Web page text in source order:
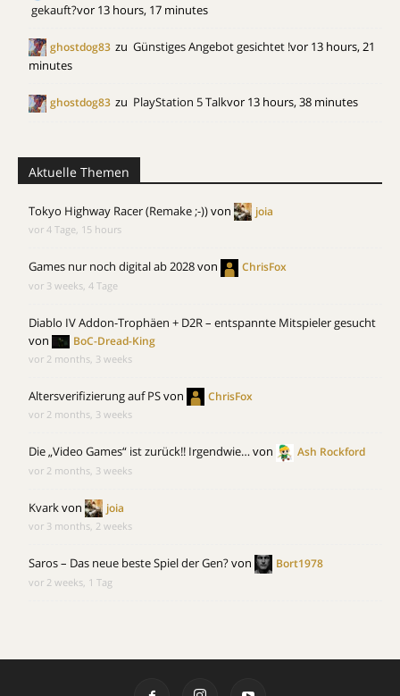
gekauft?vor 13 hours, 17 minutes
ghostdog83 zu Günstiges Angebot gesichtet !vor 13 hours, 21
minutes
ghostdog83 zu PlayStation 5 Talkvor 13 hours, 38 minutes
Aktuelle Themen
Tokyo Highway Racer (Remake ;-))von joia
vor 4 Tage, 15 hours
Games nur noch digital ab 2028von ChrisFox
vor 3 weeks, 4 Tage
Diablo IV Addon-Trophäen + D2R – entspannte Mitspieler gesucht
von
BoC-Dread-King
vor 2 months, 3 weeks
Altersverifizierung auf PSvon ChrisFox
vor 2 months, 3 weeks
Die „Video Games“ ist zurück!! Irgendwie…von Ash Rockford
vor 2 months, 3 weeks
Kvarkvon joia
vor 3 months, 2 weeks
Saros – Das neue beste Spiel der Gen?von Bort1978
vor 2 weeks, 1 Tag